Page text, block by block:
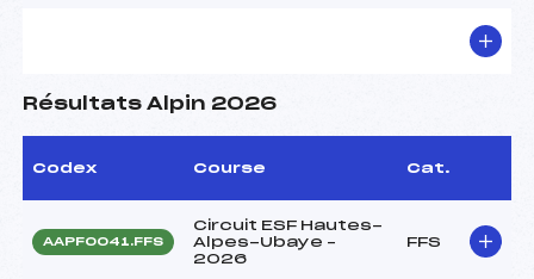
Résultats Alpin 2026
Codex Course Cat.
AAPF0041.FFS
Circuit ESF Hautes-
Alpes-Ubaye –
2026
FFS